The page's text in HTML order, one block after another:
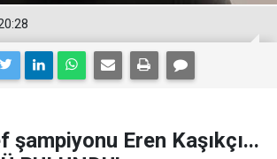
şampiyonu Eren Kaşıkçı...